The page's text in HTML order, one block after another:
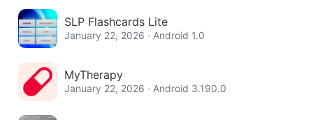
SLP Flashcards Lite
January 22, 2026 · Android 1.0
MyTherapy
January 22, 2026 · Android 3.190.0